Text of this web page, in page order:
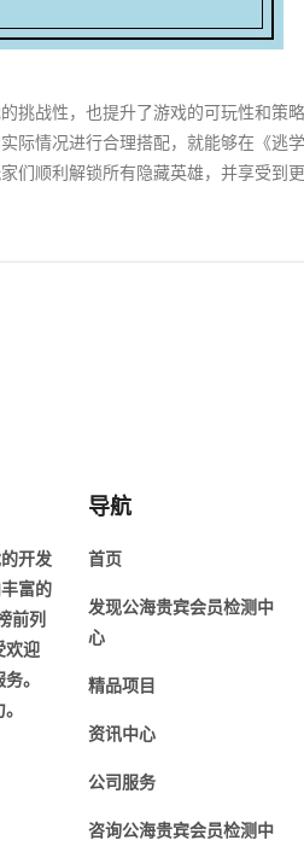
挑战性，也提升了游戏的可玩性和策
际情况进行合理搭配，就能够在《逃
们顺利解锁所有隐藏英雄，并享受到更
开发
富的
前列
欢迎
。
导航
首页
发现公海贵宾会员检测中
心
精品项目
资讯中心
公司服务
咨询公海贵宾会员检测中